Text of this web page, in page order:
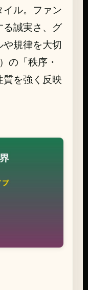
イル。ファン
る誠実さ、グ
規律を大切
の「秩序・
を強く反映